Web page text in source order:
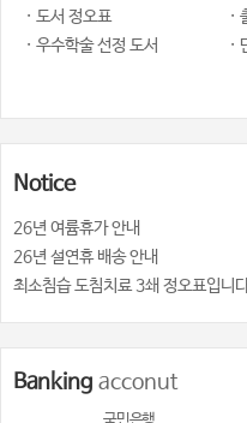
· 도서 정오표
·
· 우수학술 선정 도서
·
Notice
26년 여륨휴가 안내
26년 설연휴 배송 안내
최소침습 도침치료 3쇄 정오표입니
Banking acconut